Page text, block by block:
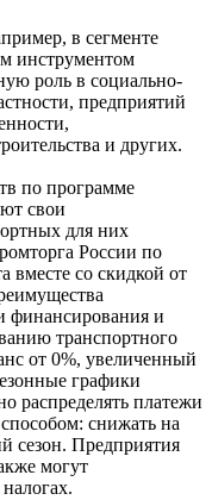
в сегменте
инструментом
роль в социально-
предприятий
и других.
по программе
свои
для них
России по
вместе со скидкой от
финансирования и
транспортного
от 0%, увеличенный
графики
распределять платежи
снижать на
сезон. Предприятия
могут